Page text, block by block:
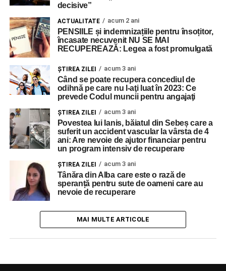
decisive”
ACTUALITATE acum 2 ani
PENSIILE și indemnizațiile pentru însoțitor,
încasate necuvenit NU SE MAI
RECUPEREAZĂ: Legea a fost promulgată
ŞTIREA ZILEI acum 3 ani
Când se poate recupera concediul de
odihnă pe care nu l-aţi luat în 2023: Ce
prevede Codul muncii pentru angajaţi
ŞTIREA ZILEI acum 3 ani
Povestea lui Ianis, băiatul din Sebeș care a
suferit un accident vascular la vârsta de 4
ani: Are nevoie de ajutor financiar pentru
un program intensiv de recuperare
ŞTIREA ZILEI acum 3 ani
Tânăra din Alba care este o rază de
speranță pentru sute de oameni care au
nevoie de recuperare
MAI MULTE ARTICOLE